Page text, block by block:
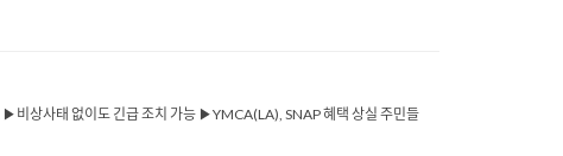
상사태 없이도 긴급 조치 가능 ▶YMCA(LA), SNAP 혜택 상실 주민들